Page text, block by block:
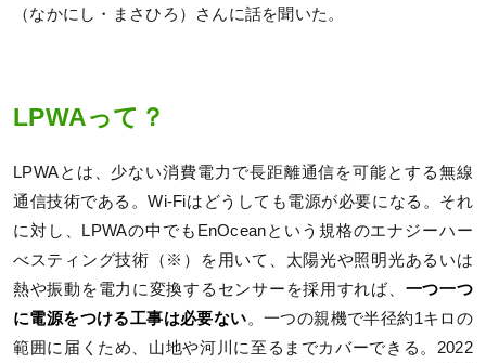
（なかにし・まさひろ）さんに話を聞いた。
LPWAって？
LPWAとは、少ない消費電力で長距離通信を可能とする無線
通信技術である。Wi-Fiはどうしても電源が必要になる。それ
に対し、LPWAの中でもEnOceanという規格のエナジーハー
べスティング技術（※）を用いて、太陽光や照明光あるいは
熱や振動を電力に変換するセンサーを採用すれば、 一つ一つ
に電源をつける工事は必要ない。一つの親機で半径約1キロの
範囲に届くため、山地や河川に至るまでカバーできる。2022